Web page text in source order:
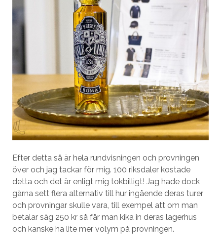
Efter detta så är hela rundvisningen och provningen
över och jag tackar för mig. 100 riksdaler kostade
detta och det är enligt mig tokbilligt! Jag hade dock
gärna sett flera alternativ till hur ingående deras turer
och provningar skulle vara, till exempel att om man
betalar säg 250 kr så får man kika in deras lagerhus
och kanske ha lite mer volym på provningen.